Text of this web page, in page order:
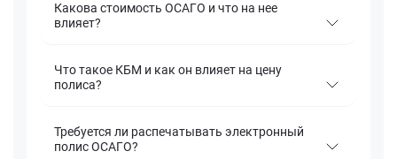
Какова стоимость ОСАГО и что на нее
влияет?
Что такое КБМ и как он влияет на цену
полиса?
Требуется ли распечатывать электронный
полис ОСАГО?